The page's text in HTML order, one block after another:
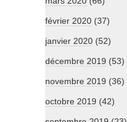
février 2020 (37)
janvier 2020 (52)
décembre 2019 (53)
novembre 2019 (36)
octobre 2019 (42)